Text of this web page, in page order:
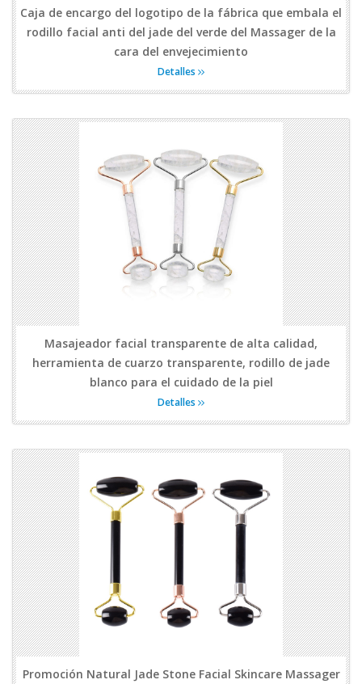
Caja de encargo del logotipo de la fábrica que embala el
rodillo facial anti del jade del verde del Massager de la
cara del envejecimiento
Detalles
Masajeador facial transparente de alta calidad,
herramienta de cuarzo transparente, rodillo de jade
blanco para el cuidado de la piel
Detalles
Promoción Natural Jade Stone Facial Skincare Massager